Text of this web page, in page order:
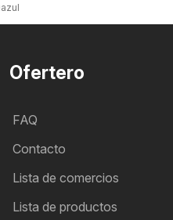
Ofertero
FAQ
Contacto
Lista de comercios
Lista de productos